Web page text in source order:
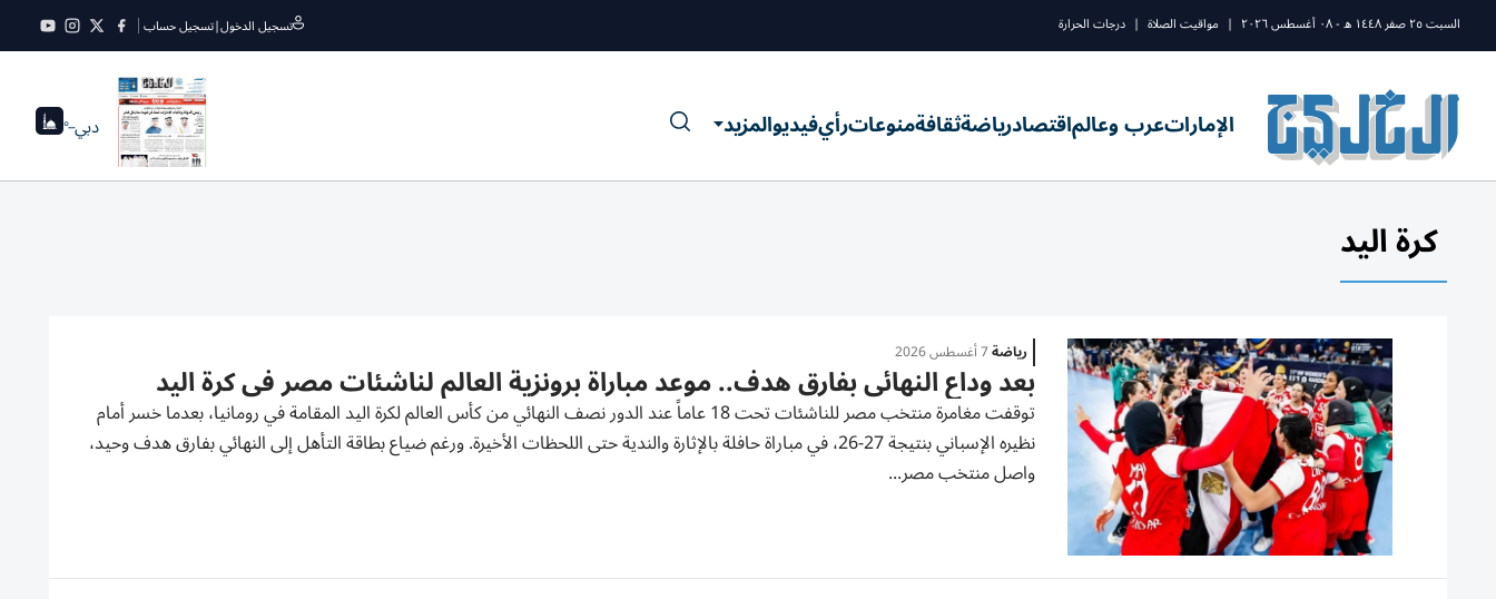
السبت ٢٥ صفر ١٤٤٨ ه - ٠٨ أغسطس ٢٠٢٦ | مواقيت الصلاة | درجات الحرارة تسجيل الدخول|تسجيل حساب
الإماراتعرب وعالماقتصادرياضةثقافةمنوعاترأيفيديوالمزيد دبي--°
كرة اليد
رياضة7 أغسطس 2026
بعد وداع النهائي بفارق هدف.. موعد مباراة برونزية العالم لناشئات مصر في كرة اليد
توقفت مغامرة منتخب مصر للناشئات تحت 18 عاماً عند الدور نصف النهائي من كأس العالم لكرة اليد المقامة في رومانيا، بعدما خسر أمام
نظيره الإسباني بنتيجة 27-26، في مباراة حافلة بالإثارة والندية حتى اللحظات الأخيرة. ورغم ضياع بطاقة التأهل إلى النهائي بفارق هدف وحيد،
واصل منتخب مصر...